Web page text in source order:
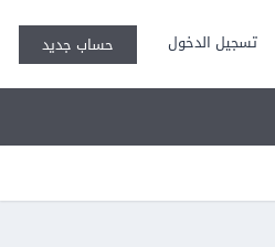
تسجيل الدخول حساب جديد